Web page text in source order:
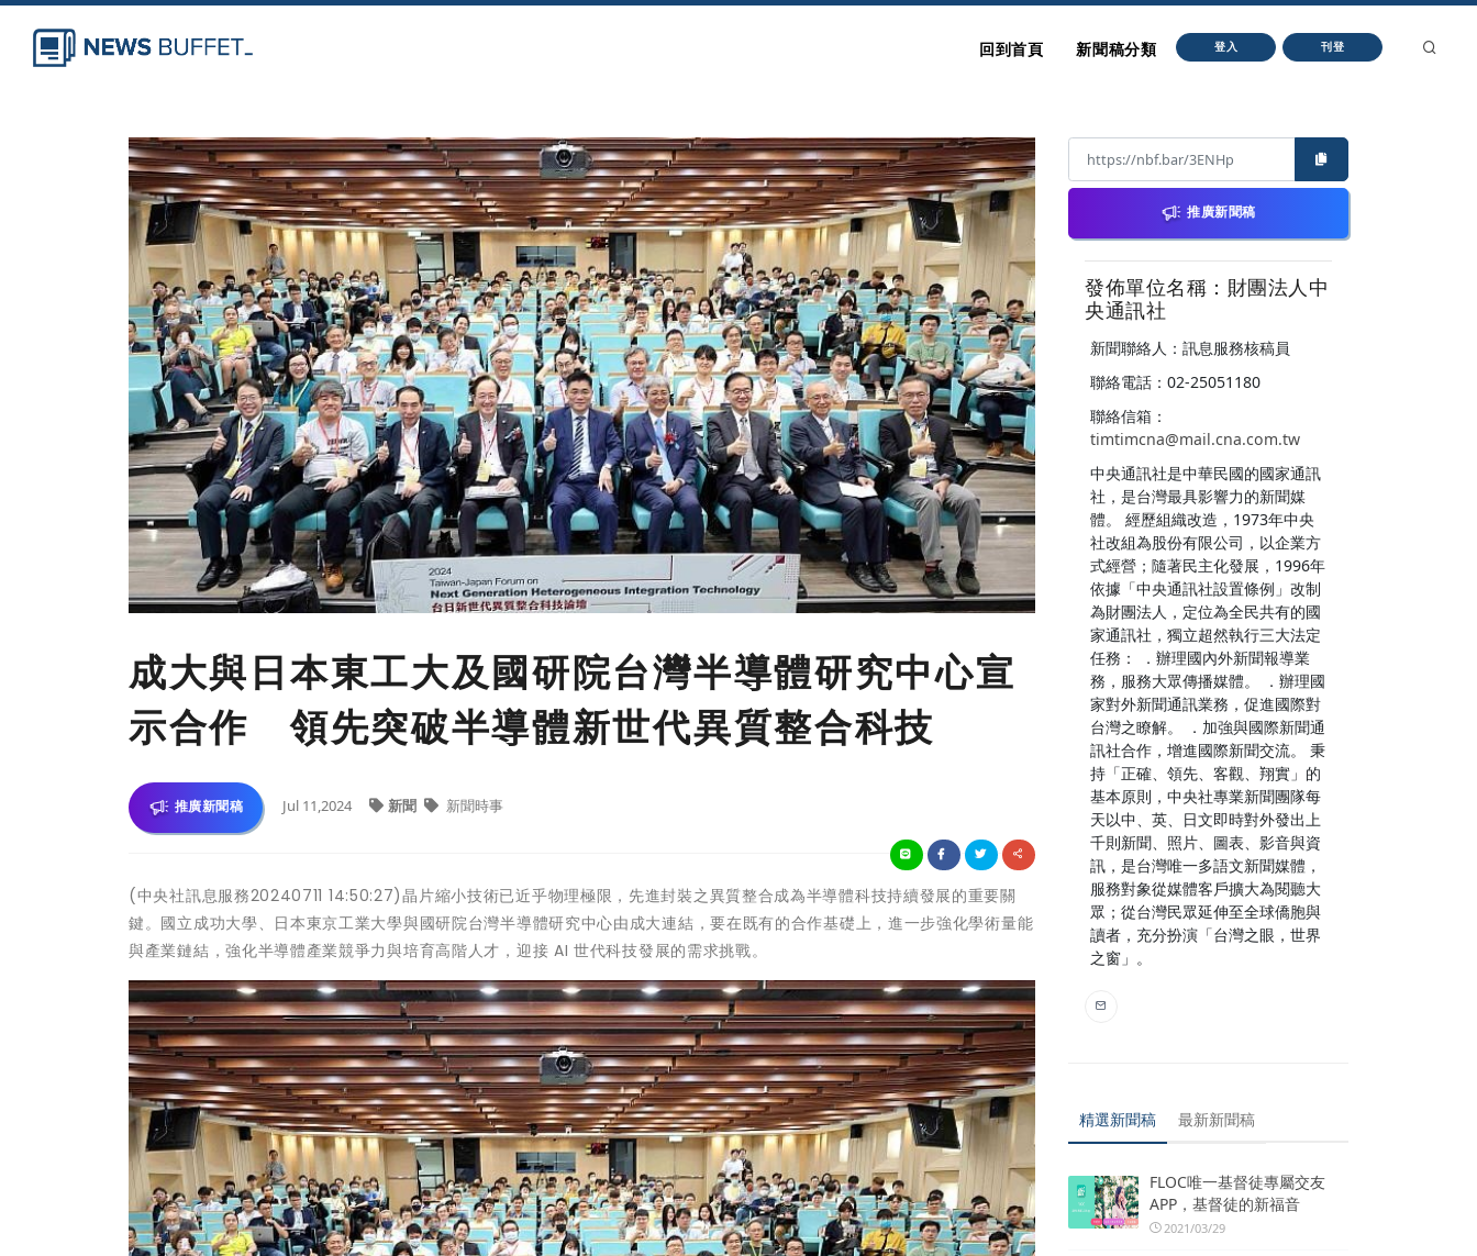
回到首頁 新聞稿分類 登入 刊登
成大與日本東工大及國研院台灣半導體研究中心宣
示合作 領先突破半導體新世代異質整合科技
推廣新聞稿 Jul 11,2024 新聞 新聞時事
(中央社訊息服務20240711 14:50:27)晶片縮小技術已近乎物理極限，先進封裝之異質整合成為半導體科技持續發展的重要關
鍵。國立成功大學、日本東京工業大學與國研院台灣半導體研究中心由成大連結，要在既有的合作基礎上，進一步強化學術量能
與產業鏈結，強化半導體產業競爭力與培育高階人才，迎接 AI 世代科技發展的需求挑戰。
推廣新聞稿
發佈單位名稱：財團法人中
央通訊社
新聞聯絡人：訊息服務核稿員
聯絡電話：02-25051180
聯絡信箱：
timtimcna@mail.cna.com.tw
中央通訊社是中華民國的國家通訊
社，是台灣最具影響力的新聞媒
體。 經歷組織改造，1973年中央
社改組為股份有限公司，以企業方
式經營；隨著民主化發展，1996年
依據「中央通訊社設置條例」改制
為財團法人，定位為全民共有的國
家通訊社，獨立超然執行三大法定
任務： ．辦理國內外新聞報導業
務，服務大眾傳播媒體。 ．辦理國
家對外新聞通訊業務，促進國際對
台灣之瞭解。 ．加強與國際新聞通
訊社合作，增進國際新聞交流。 秉
持「正確、領先、客觀、翔實」的
基本原則，中央社專業新聞團隊每
天以中、英、日文即時對外發出上
千則新聞、照片、圖表、影音與資
訊，是台灣唯一多語文新聞媒體，
服務對象從媒體客戶擴大為閱聽大
眾；從台灣民眾延伸至全球僑胞與
讀者，充分扮演「台灣之眼，世界
之窗」。
精選新聞稿 最新新聞稿
FLOC唯一基督徒專屬交友
APP，基督徒的新福音
2021/03/29